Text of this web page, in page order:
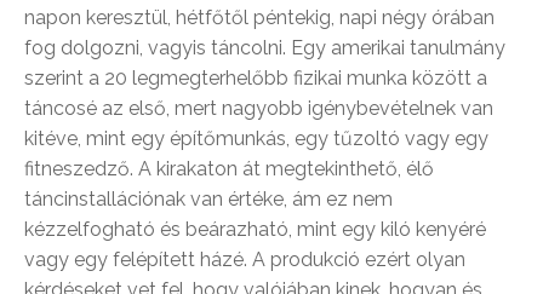
napon keresztül, hétfőtől péntekig, napi négy órában
fog dolgozni, vagyis táncolni. Egy amerikai tanulmány
szerint a 20 legmegterhelőbb fizikai munka között a
táncosé az első, mert nagyobb igénybevételnek van
kitéve, mint egy építőmunkás, egy tűzoltó vagy egy
fitneszedző. A kirakaton át megtekinthető, élő
táncinstallációnak van értéke, ám ez nem
kézzelfogható és beárazható, mint egy kiló kenyéré
vagy egy felépített házé. A produkció ezért olyan